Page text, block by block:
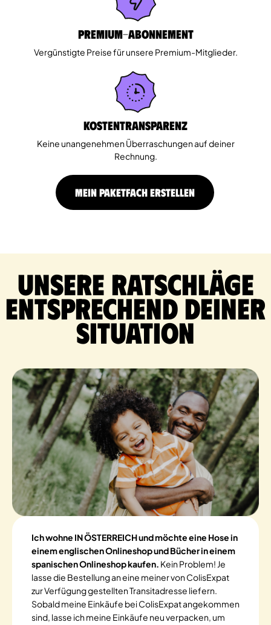
Premium-Abonnement
Vergünstigte Preise für unsere Premium-Mitglieder.
Kostentransparenz
Keine unangenehmen Überraschungen auf deiner
Rechnung.
MEIN PAKETFACH ERSTELLEN
Unsere Ratschläge
entsprechend deiner
Situation
Ich wohne IN ÖSTERREICH und möchte eine Hose in
einem englischen Onlineshop und Bücher in einem
spanischen Onlineshop kaufen. Kein Problem! Je
lasse die Bestellung an eine meiner von ColisExpat
zur Verfügung gestellten Transitadresse liefern.
Sobald meine Einkäufe bei ColisExpat angekommen
sind, lasse ich meine Einkäufe neu verpacken, um